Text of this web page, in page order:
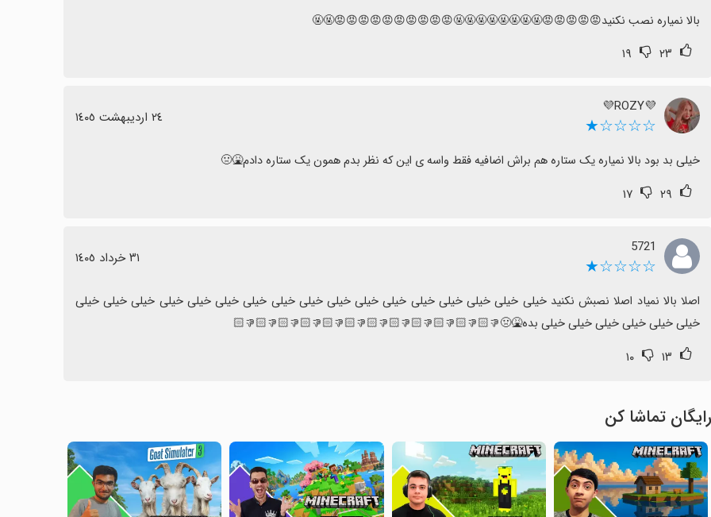
بالا نمیاره نصب نکنید😡😡😡😡😡🤬🤬🤬🤬🤬🤬🤬🤬😡😡😡😡😡😡😡😡😡😡🤬🤬
۲۳ ۱۹
💜ROZY💜
☆☆☆☆★ ٢٤ اردیبهشت ١٤٠٥
خیلی بد بود بالا نمیاره یک ستاره هم براش اضافیه فقط واسه ی این که نظر بدم همون یک ستاره دادم🤮🤢
۲۹ ۱۷
5721
☆☆☆☆★ ٣١ خرداد ١٤٠٥
خیلی خیلی خیلی خیلی خیلی خیلی بده🤮🤢👎🏻👎🏻👎🏻👎🏻👎🏻👎🏻👎🏻👎🏻👎🏻👎🏻👎🏻👎🏻
۱۳ ۱۰
رایگان تماشا کن